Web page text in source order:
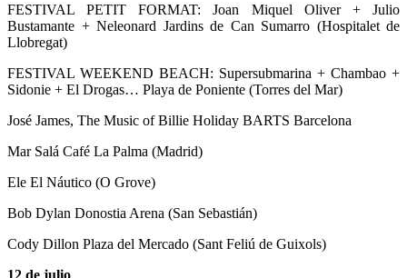
FESTIVAL PETIT FORMAT: Joan Miquel Oliver + Julio
Bustamante + Neleonard Jardins de Can Sumarro (Hospitalet de
Llobregat)
FESTIVAL WEEKEND BEACH: Supersubmarina + Chambao +
Sidonie + El Drogas… Playa de Poniente (Torres del Mar)
José James, The Music of Billie Holiday BARTS Barcelona
Mar Salá Café La Palma (Madrid)
Ele El Náutico (O Grove)
Bob Dylan Donostia Arena (San Sebastián)
Cody Dillon Plaza del Mercado (Sant Feliú de Guixols)
12 de julio